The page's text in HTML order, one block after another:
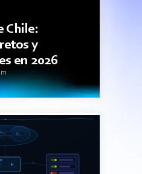
Chile:
y
en 2026